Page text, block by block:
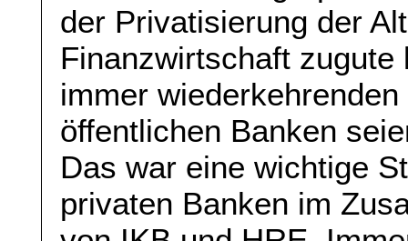
der Privatisierung der
Finanzwirtschaft
immer
öffentlichen Banken
Das war eine wichtige
privaten Banken im